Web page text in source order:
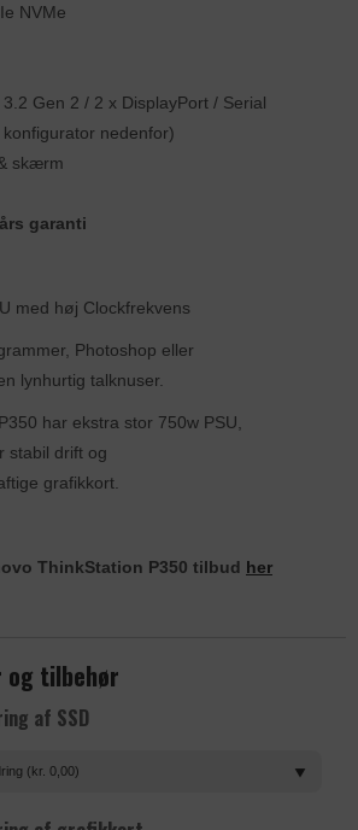
NVMe
Gen 2 / 2 x DisplayPort / Serial
nedenfor)
skærm
garanti
med høj Clockfrekvens
Photoshop eller
lynhurtig talknuser.
har ekstra stor 750w PSU,
stabil drift og
grafikkort.
ThinkStation P350 tilbud her
tilbehør
af SSD
(kr. 0,00)